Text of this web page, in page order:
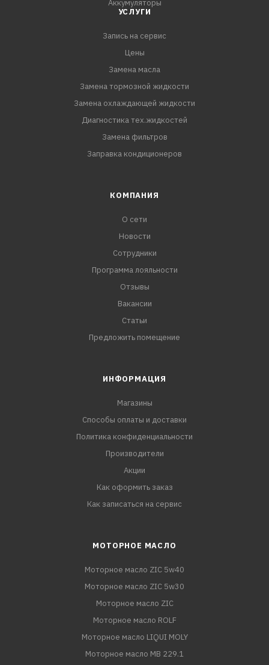
Аккумуляторы
УСЛУГИ
Запись на сервис
Цены
Замена масла
Замена тормозной жидкости
Замена охлаждающей жидкости
Диагностика тех.жидкостей
Замена фильтров
Заправка кондиционеров
КОМПАНИЯ
О сети
Новости
Сотрудники
Программа лояльности
Отзывы
Вакансии
Статьи
Предложить помещение
ИНФОРМАЦИЯ
Магазины
Способы оплаты и доставки
Политика конфиденциальности
Производители
Акции
Как оформить заказ
Как записаться на сервис
МОТОРНОЕ МАСЛО
Моторное масло ZIC 5w40
Моторное масло ZIC 5w30
Моторное масло ZIC
Моторное масло ROLF
Моторное масло LIQUI MOLY
Моторное масло MB 229.1